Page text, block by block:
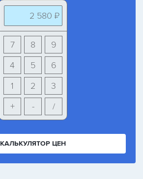
2 580 ₽
9
8
7
6
5
4
3
2
1
+
- /
КАЛЬКУЛЯТОР ЦЕН